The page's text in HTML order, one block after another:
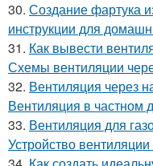
30. Создание фартука
инструкции для
31. Как вывести
Схемы вентиляции
32. Вентиляция через
Вентиляция в частном
33. Вентиляция для
Устройство